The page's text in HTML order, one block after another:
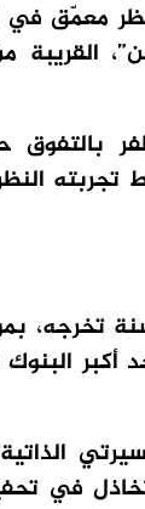
معمّق في
القريبة
قد ظفر
أكبر
في